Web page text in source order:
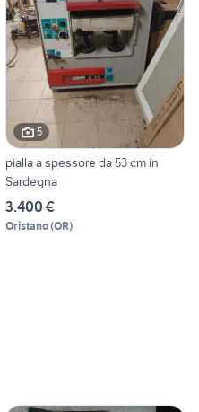
5
pialla a spessore da 53 cm in
Sardegna
3.400 €
Oristano(OR)